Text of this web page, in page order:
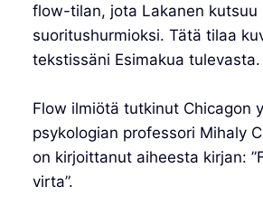
flow-tilan, jota Lakanen kutsuu
suoritushurmioksi. Tätä tilaa
tekstissäni Esimakua tulevasta.
Flow ilmiötä tutkinut Chicagon
psykologian professori Mihaly
on kirjoittanut aiheesta kirjan:
virta”.